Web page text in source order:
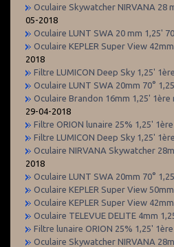
Oculaire Skywatcher NIRVANA 28
05-2018
Oculaire LUNT SWA 20 mm 1,25'
Oculaire KEPLER Super View
2018
Filtre LUMICON Deep Sky 1,25'
Oculaire LUNT SWA 20mm 70°
Oculaire Brandon 16mm 1,25' 1ère
29-04-2018
Filtre ORION lunaire 25% 1,25'
Filtre LUMICON Deep Sky 1,25'
Oculaire NIRVANA Skywatcher
2018
Oculaire LUNT SWA 20mm 70°
Oculaire KEPLER Super View
Oculaire KEPLER Super View
Oculaire TELEVUE DELITE 4mm
Filtre lunaire ORION 25% 1,25'
Oculaire Skywatcher NIRVANA